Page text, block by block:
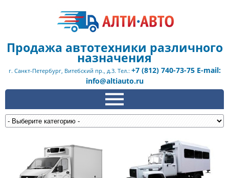
Продажа автотехники различного
назначения
г. Санкт-Петербург, Витебский пр., д.3. Тел.: +7 (812) 740-73-75 E-mail:
info@altiauto.ru